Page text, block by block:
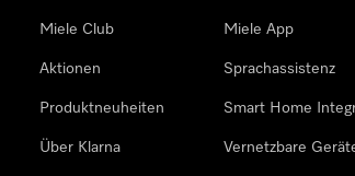
Miele Club
Aktionen
Produktneuheiten
Über Klarna
Miele App
Sprachassistenz
Smart Home
Vernetzbare